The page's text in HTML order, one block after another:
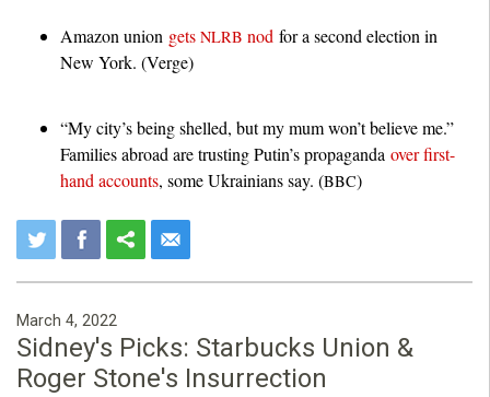
Amazon union gets NLRB nod for a second election in
New York. (Verge)
“My city’s being shelled, but my mum won’t believe me.”
Families abroad are trusting Putin’s propaganda over first-
hand accounts, some Ukrainians say. (BBC)
March 4, 2022
Sidney's Picks: Starbucks Union &
Roger Stone's Insurrection